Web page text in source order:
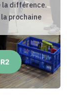
la différence.
prochaine